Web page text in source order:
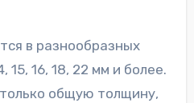
в разнообразных
15, 16, 18, 22 мм и более.
общую толщину,